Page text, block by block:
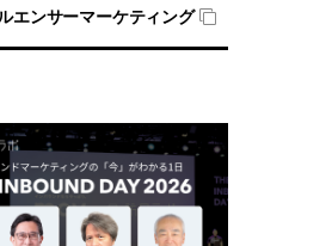
エンサーマーケティング